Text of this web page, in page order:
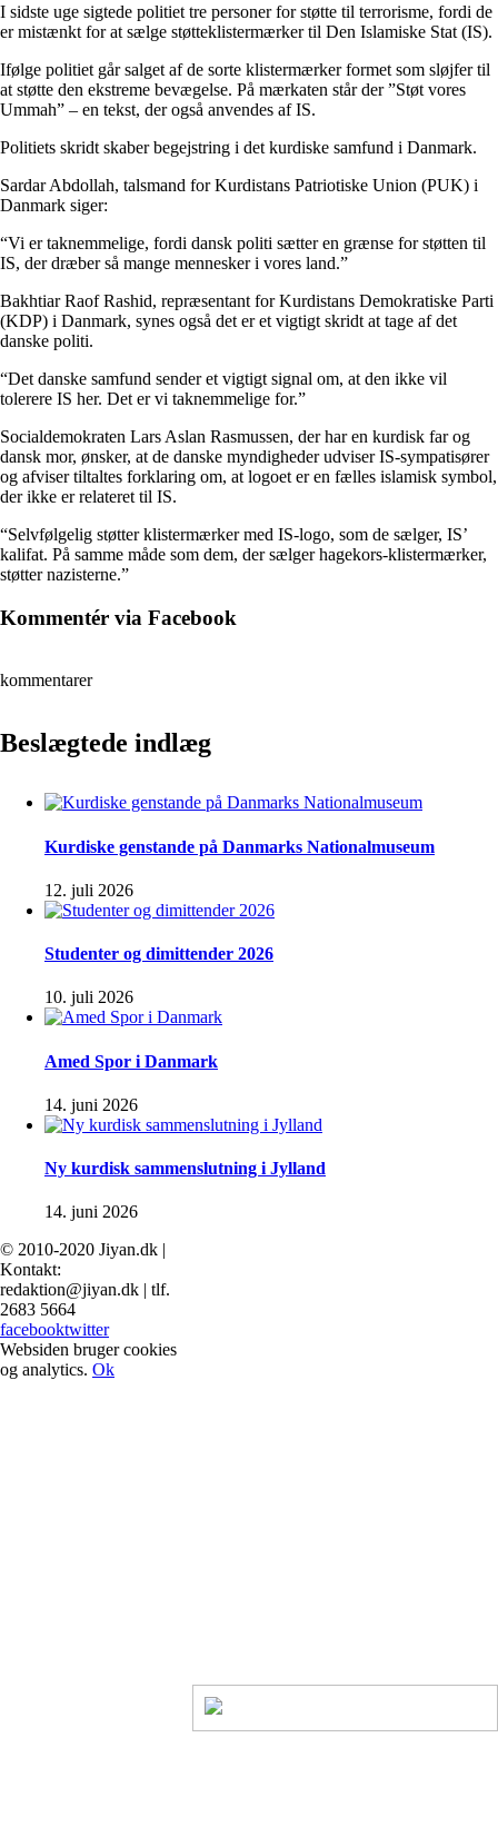
I sidste uge sigtede politiet tre personer for støtte til terrorisme, fordi de
er mistænkt for at sælge støtteklistermærker til Den Islamiske Stat (IS).
Ifølge politiet går salget af de sorte klistermærker formet som sløjfer til
at støtte den ekstreme bevægelse. På mærkaten står der ”Støt vores
Ummah” – en tekst, der også anvendes af IS.
Politiets skridt skaber begejstring i det kurdiske samfund i Danmark.
Sardar Abdollah, talsmand for Kurdistans Patriotiske Union (PUK) i
Danmark siger:
“Vi er taknemmelige, fordi dansk politi sætter en grænse for støtten til
IS, der dræber så mange mennesker i vores land.”
Bakhtiar Raof Rashid, repræsentant for Kurdistans Demokratiske Parti
(KDP) i Danmark, synes også det er et vigtigt skridt at tage af det
danske politi.
“Det danske samfund sender et vigtigt signal om, at den ikke vil
tolerere IS her. Det er vi taknemmelige for.”
Socialdemokraten Lars Aslan Rasmussen, der har en kurdisk far og
dansk mor, ønsker, at de danske myndigheder udviser IS-sympatisører
og afviser tiltaltes forklaring om, at logoet er en fælles islamisk symbol,
der ikke er relateret til IS.
“Selvfølgelig støtter klistermærker med IS-logo, som de sælger, IS’
kalifat. På samme måde som dem, der sælger hagekors-klistermærker,
støtter nazisterne.”
Kommentér via Facebook
kommentarer
Beslægtede indlæg
Kurdiske genstande på Danmarks Nationalmuseum
12. juli 2026
Studenter og dimittender 2026
10. juli 2026
Amed Spor i Danmark
14. juni 2026
Ny kurdisk sammenslutning i Jylland
14. juni 2026
© 2010-2020 Jiyan.dk |
Kontakt:
redaktion@jiyan.dk | tlf.
2683 5664
facebooktwitter
Websiden bruger cookies
og analytics. Ok